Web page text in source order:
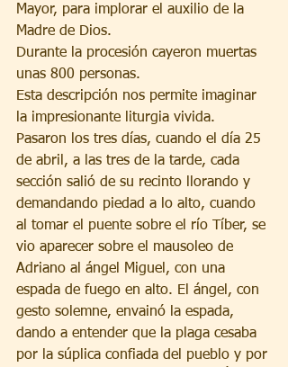
Mayor, para implorar el auxilio de la
Madre de Dios.
Durante la procesión cayeron muertas
unas 800 personas.
Esta descripción nos permite imaginar
la impresionante liturgia vivida.
Pasaron los tres días, cuando el día 25
de abril, a las tres de la tarde, cada
sección salió de su recinto llorando y
demandando piedad a lo alto, cuando
al tomar el puente sobre el río Tíber, se
vio aparecer sobre el mausoleo de
Adriano al ángel Miguel, con una
espada de fuego en alto. El ángel, con
gesto solemne, envainó la espada,
dando a entender que la plaga cesaba
por la súplica confiada del pueblo y por